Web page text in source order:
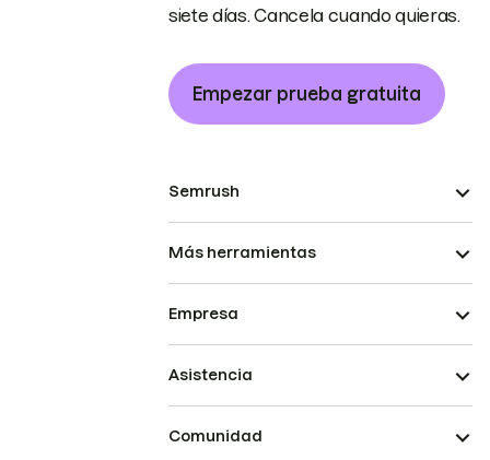
siete días. Cancela cuando quieras.
Empezar prueba gratuita
Semrush
Más herramientas
Empresa
Asistencia
Comunidad